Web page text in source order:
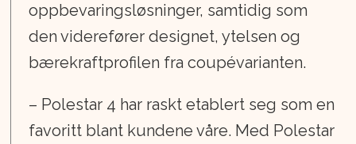
oppbevaringsløsninger, samtidig som
den viderefører designet, ytelsen og
bærekraftprofilen fra coupévarianten.
– Polestar 4 har raskt etablert seg som en
favoritt blant kundene våre. Med Polestar